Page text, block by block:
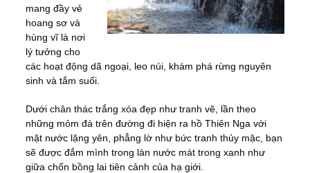
mang đầy vẻ
hoang sơ và
hùng vĩ là nơi
lý tưởng cho
các hoạt động dã ngoại, leo núi, khám phá rừng nguyên
sinh và tắm suối.
Dưới chân thác trắng xóa đẹp như tranh vẽ, lần theo
những mỏm đá trên đường đi hiện ra hồ Thiên Nga với
mặt nước lặng yên, phẳng lờ như bức tranh thủy mặc, bạn
sẽ được đắm mình trong làn nước mát trong xanh như
giữa chốn bồng lai tiên cảnh của hạ giới.